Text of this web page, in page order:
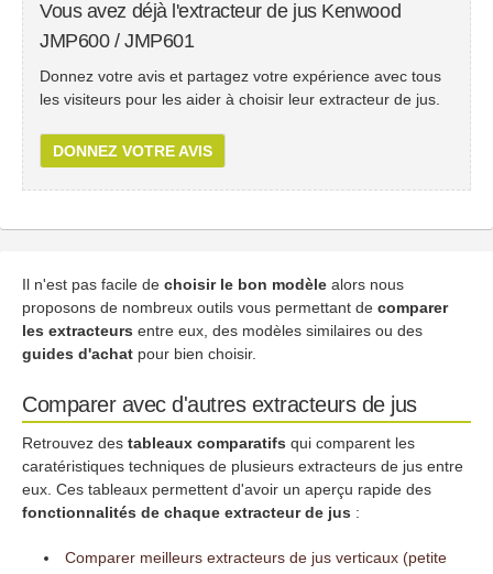
Vous avez déjà l'extracteur de jus Kenwood
JMP600 / JMP601
Donnez votre avis et partagez votre expérience avec tous
les visiteurs pour les aider à choisir leur extracteur de jus.
DONNEZ VOTRE AVIS
Il n'est pas facile de choisir le bon modèle alors nous
proposons de nombreux outils vous permettant de comparer
les extracteurs entre eux, des modèles similaires ou des
guides d'achat pour bien choisir.
Comparer avec d'autres extracteurs de jus
Retrouvez des tableaux comparatifs qui comparent les
caratéristiques techniques de plusieurs extracteurs de jus entre
eux. Ces tableaux permettent d'avoir un aperçu rapide des
fonctionnalités de chaque extracteur de jus :
Comparer meilleurs extracteurs de jus verticaux (petite